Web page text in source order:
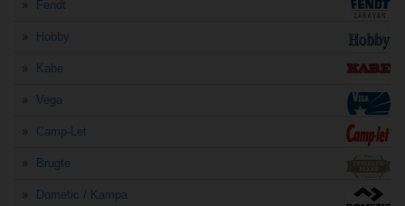
Fendt
Hobby
Kabe
Vega
Camp-Let
Brugte
Dometic / Kampa